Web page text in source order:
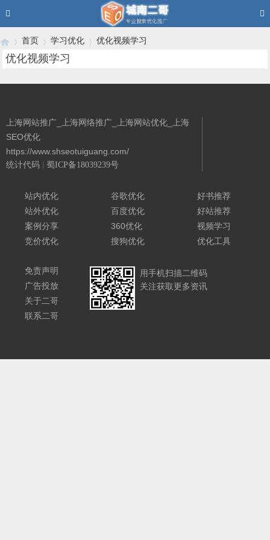
首页 学习优化 优化视频学习
优化视频学习
上海网站推广_上海网络推广_上海网站优化_上海
SEO优化
https://www.shseotuiguang.com/
统计代码 蜀ICP备18039239号
站内优化
站外优化
案例分享
竞价优化
谷歌优化
百度优化
360优化
搜狗优化
好书推荐
好站推荐
视频学习
优化工具
免责声明
广告投放
关于二哥
联系二哥
用手机扫描二维码
关注获取更多资讯